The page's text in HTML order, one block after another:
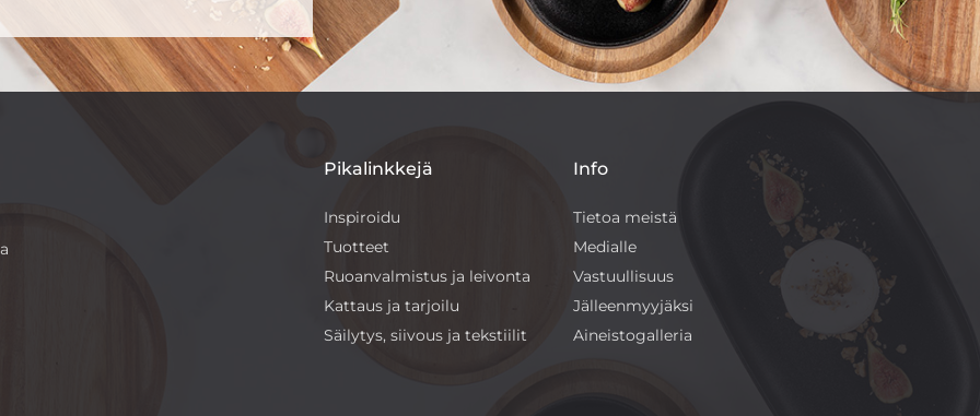
Pikalinkkejä
Inspiroidu
Tuotteet
Ruoanvalmistus ja leivonta
Kattaus ja tarjoilu
Säilytys, siivous ja tekstiilit
Info
Tietoa meistä
Medialle
Vastuullisuus
Jälleenmyyjäksi
Aineistogalleria